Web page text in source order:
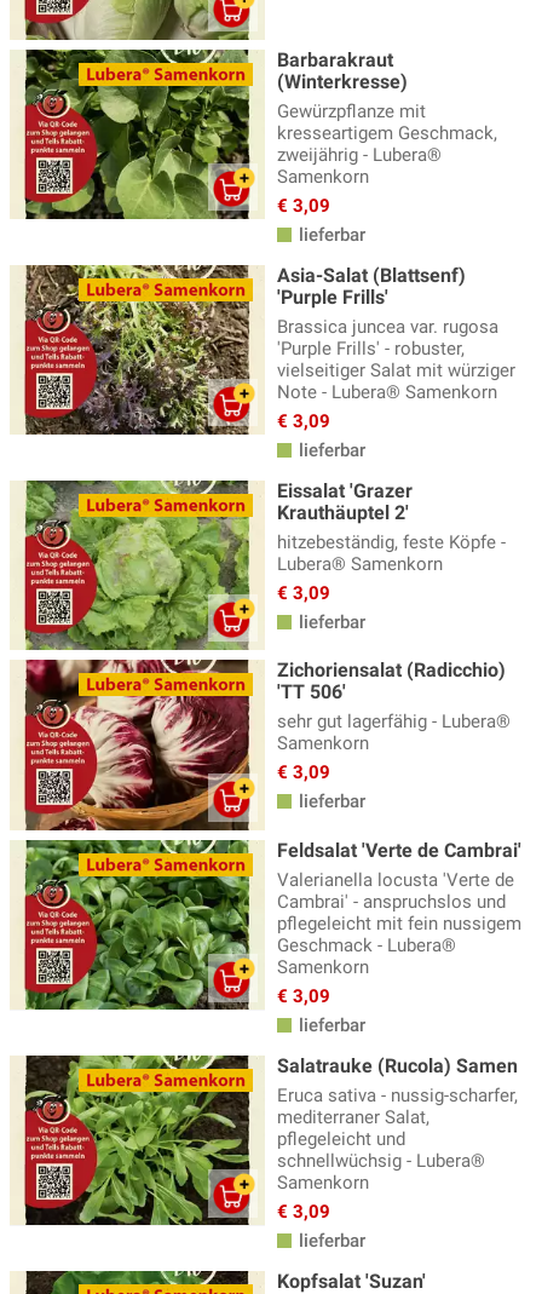
Barbarakraut
(Winterkresse)
Gewürzpflanze mit
kresseartigem Geschmack,
zweijährig - Lubera®
Samenkorn
€ 3,09
lieferbar
Asia-Salat (Blattsenf)
'Purple Frills'
Brassica juncea var. rugosa
'Purple Frills' - robuster,
vielseitiger Salat mit würziger
Note - Lubera® Samenkorn
€ 3,09
lieferbar
Eissalat 'Grazer
Krauthäuptel 2'
hitzebeständig, feste Köpfe -
Lubera® Samenkorn
€ 3,09
lieferbar
Zichoriensalat (Radicchio)
'TT 506'
sehr gut lagerfähig - Lubera®
Samenkorn
€ 3,09
lieferbar
Feldsalat 'Verte de Cambrai'
Valerianella locusta 'Verte de
Cambrai' - anspruchslos und
pflegeleicht mit fein nussigem
Geschmack - Lubera®
Samenkorn
€ 3,09
lieferbar
Salatrauke (Rucola) Samen
Eruca sativa - nussig-scharfer,
mediterraner Salat,
pflegeleicht und
schnellwüchsig - Lubera®
Samenkorn
€ 3,09
lieferbar
Kopfsalat 'Suzan'